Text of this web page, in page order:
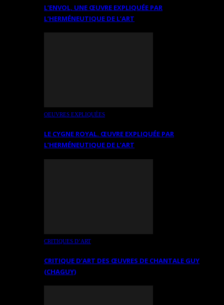
L’ENVOL, UNE ŒUVRE EXPLIQUÉE PAR
L’HERMÉNEUTIQUE DE L’ART
OEUVRES EXPLIQUÉES
LE CYGNE ROYAL. ŒUVRE EXPLIQUÉE PAR
L’HERMÉNEUTIQUE DE L’ART
CRITIQUES D’ART
CRITIQUE D’ART DES ŒUVRES DE CHANTALE GUY
(CHAGUY)